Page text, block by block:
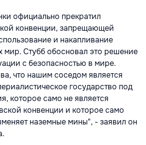
официально прекратил
конвенции, запрещающей
и накапливание
мир. Стубб обосновал это решение
с безопасностью в мире.
что нашим соседом является
государство под
которое само не является
конвенции и которое само
наземные мины", - заявил он